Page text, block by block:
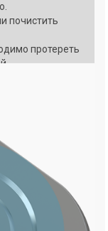
почистить
протереть